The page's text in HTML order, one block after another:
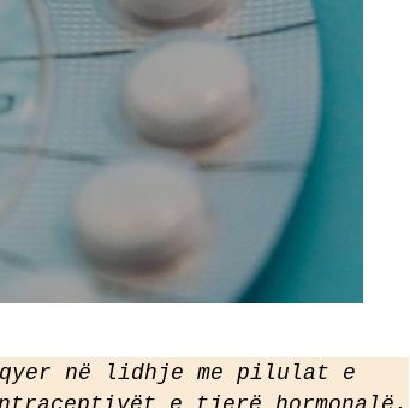
në lidhje me pilulat e